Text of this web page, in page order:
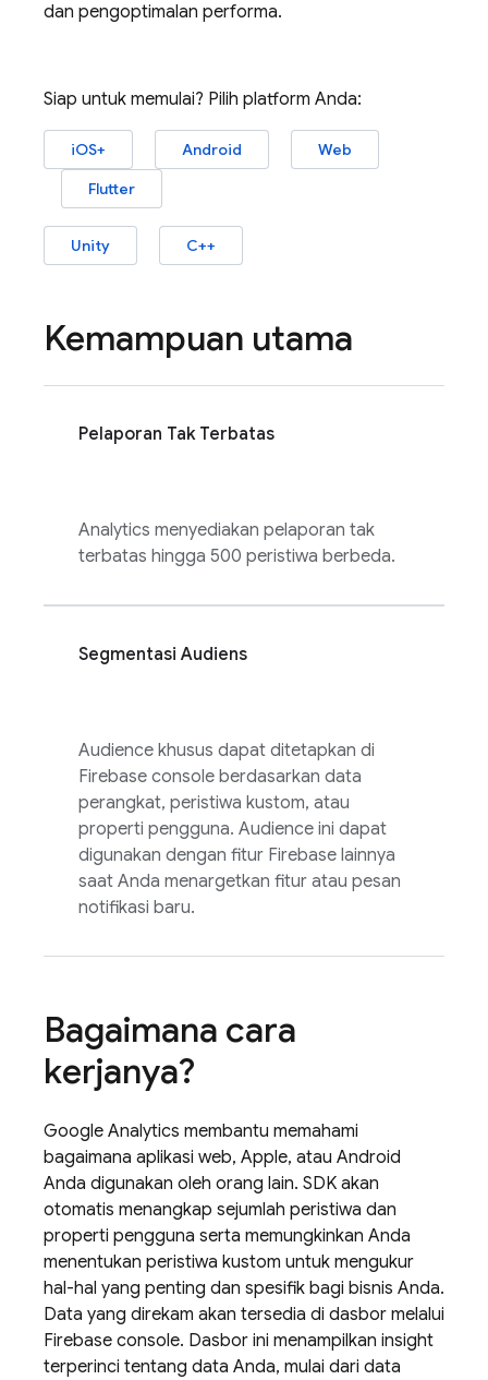
dan pengoptimalan performa.
Siap untuk memulai? Pilih platform Anda:
iOS+ Android
Web
Flutter
Unity C++
Kemampuan utama
Pelaporan Tak Terbatas
Analytics menyediakan pelaporan tak
terbatas hingga 500 peristiwa berbeda.
Segmentasi Audiens
Audience khusus dapat ditetapkan di
Firebase console berdasarkan data
perangkat, peristiwa kustom, atau
properti pengguna. Audience ini dapat
digunakan dengan fitur Firebase lainnya
saat Anda menargetkan fitur atau pesan
notifikasi baru.
Bagaimana cara
kerjanya?
Google Analytics membantu memahami
bagaimana aplikasi web, Apple, atau Android
Anda digunakan oleh orang lain. SDK akan
otomatis menangkap sejumlah peristiwa dan
properti pengguna serta memungkinkan Anda
menentukan peristiwa kustom untuk mengukur
hal-hal yang penting dan spesifik bagi bisnis Anda.
Data yang direkam akan tersedia di dasbor melalui
Firebase console. Dasbor ini menampilkan insight
terperinci tentang data Anda, mulai dari data